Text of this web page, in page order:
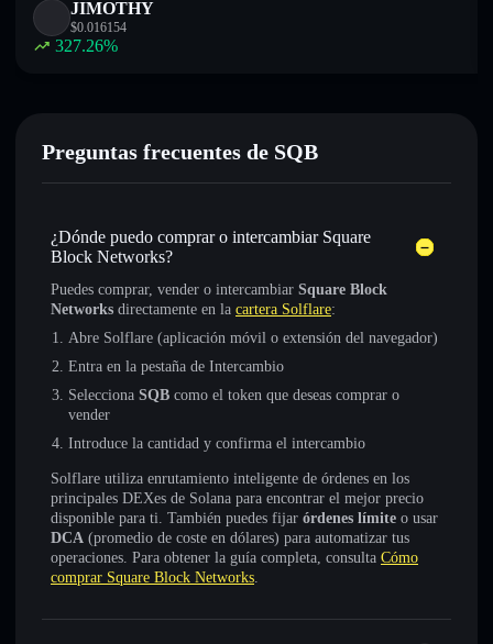
JIMOTHY
$0.016154
327.26%
Preguntas frecuentes de SQB
¿Dónde puedo comprar o intercambiar Square
Block Networks?
Puedes comprar, vender o intercambiar Square Block
Networks directamente en la cartera Solflare:
Abre Solflare (aplicación móvil o extensión del navegador)
Entra en la pestaña de Intercambio
Selecciona SQB como el token que deseas comprar o
vender
Introduce la cantidad y confirma el intercambio
Solflare utiliza enrutamiento inteligente de órdenes en los
principales DEXes de Solana para encontrar el mejor precio
disponible para ti. También puedes fijar órdenes límite o usar
DCA (promedio de coste en dólares) para automatizar tus
operaciones. Para obtener la guía completa, consulta Cómo
comprar Square Block Networks.